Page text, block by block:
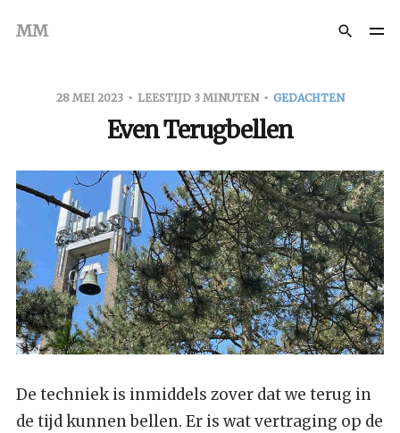
MM
28 MEI 2023 LEESTIJD 3 MINUTEN GEDACHTEN
Even Terugbellen
De techniek is inmiddels zover dat we terug in
de tijd kunnen bellen. Er is wat vertraging op de